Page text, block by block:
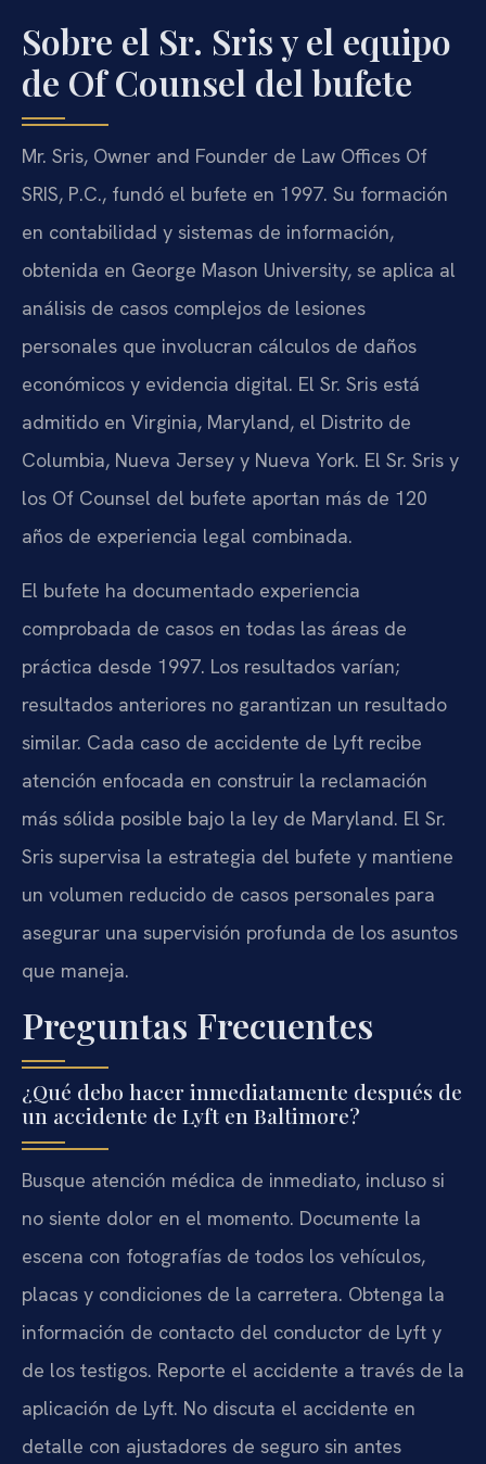
Sobre el Sr. Sris y el equipo
de Of Counsel del bufete
Mr. Sris, Owner and Founder de Law Offices Of
SRIS, P.C., fundó el bufete en 1997. Su formación
en contabilidad y sistemas de información,
obtenida en George Mason University, se aplica al
análisis de casos complejos de lesiones
personales que involucran cálculos de daños
económicos y evidencia digital. El Sr. Sris está
admitido en Virginia, Maryland, el Distrito de
Columbia, Nueva Jersey y Nueva York. El Sr. Sris y
los Of Counsel del bufete aportan más de 120
años de experiencia legal combinada.
El bufete ha documentado experiencia
comprobada de casos en todas las áreas de
práctica desde 1997. Los resultados varían;
resultados anteriores no garantizan un resultado
similar. Cada caso de accidente de Lyft recibe
atención enfocada en construir la reclamación
más sólida posible bajo la ley de Maryland. El Sr.
Sris supervisa la estrategia del bufete y mantiene
un volumen reducido de casos personales para
asegurar una supervisión profunda de los asuntos
que maneja.
Preguntas Frecuentes
¿Qué debo hacer inmediatamente después de
un accidente de Lyft en Baltimore?
Busque atención médica de inmediato, incluso si
no siente dolor en el momento. Documente la
escena con fotografías de todos los vehículos,
placas y condiciones de la carretera. Obtenga la
información de contacto del conductor de Lyft y
de los testigos. Reporte el accidente a través de la
aplicación de Lyft. No discuta el accidente en
detalle con ajustadores de seguro sin antes